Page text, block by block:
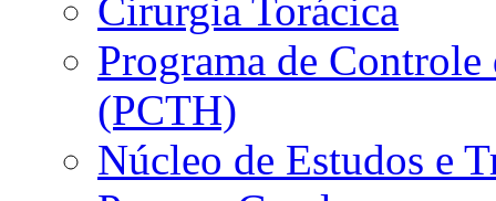
Cirurgia Torácica
Programa de
(PCTH)
Núcleo de Estudos e